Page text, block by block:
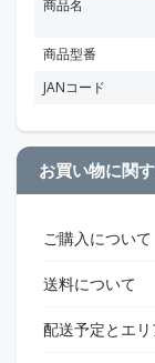
商品名
商品型番
JANコード
お買い物に関
ご購入について
送料について
配送予定とエ